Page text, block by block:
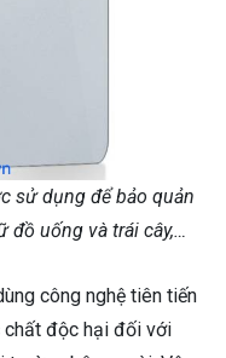
sử dụng để bảo quản
đồ uống và trái cây,…
công nghệ tiên tiến
chất độc hại đối với